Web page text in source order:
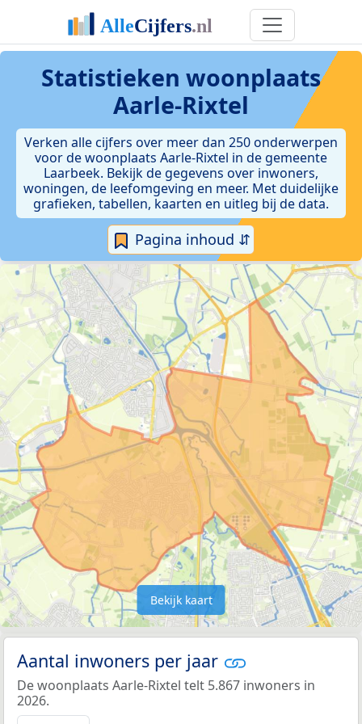
Statistieken woonplaats
Aarle-Rixtel
Verken alle cijfers over meer dan 250 onderwerpen
voor de woonplaats Aarle-Rixtel in de gemeente
Laarbeek. Bekijk de gegevens over inwoners,
woningen, de leefomgeving en meer. Met duidelijke
grafieken, tabellen, kaarten en uitleg bij de data.
Pagina inhoud ⇵
Bekijk kaart
Aantal inwoners per jaar
De woonplaats Aarle-Rixtel telt 5.867 inwoners in
2026.